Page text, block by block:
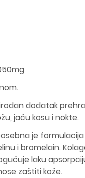
dodatak
jaču kosu i nokte.
je formulacija
i bromelain.
laku
zaštiti kože.